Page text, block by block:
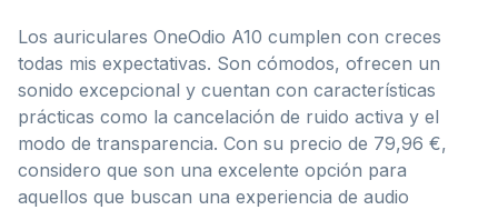
Los auriculares OneOdio A10 cumplen con creces
todas mis expectativas. Son cómodos, ofrecen un
sonido excepcional y cuentan con características
prácticas como la cancelación de ruido activa y el
modo de transparencia. Con su precio de 79,96 €,
considero que son una excelente opción para
aquellos que buscan una experiencia de audio